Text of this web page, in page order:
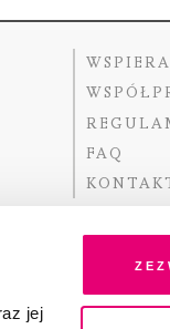
jej
FAQ
Dofinansowano ze